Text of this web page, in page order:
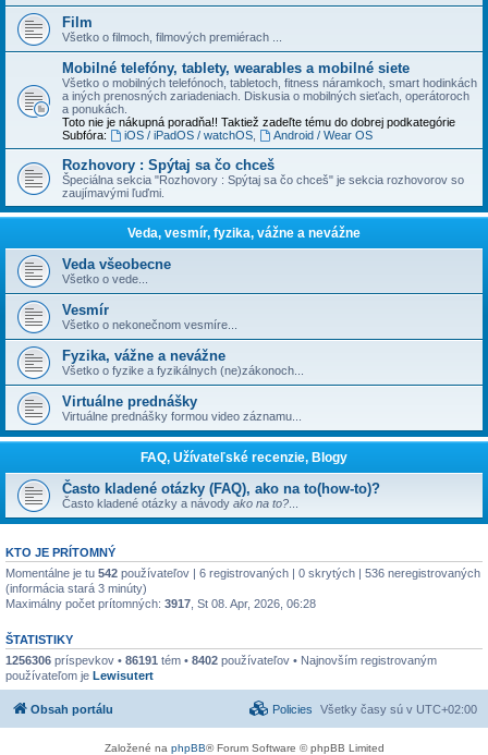
Film
Všetko o filmoch, filmových premiérach ...
Mobilné telefóny, tablety, wearables a mobilné siete
Všetko o mobilných telefónoch, tabletoch, fitness náramkoch, smart hodinkách
a iných prenosných zariadeniach. Diskusia o mobilných sieťach, operátoroch
a ponukách.
Toto nie je nákupná poradňa!! Taktiež zadeľte tému do dobrej podkategórie
Subfóra:
iOS / iPadOS / watchOS, Android / Wear OS
Rozhovory : Spýtaj sa čo chceš
Špeciálna sekcia "Rozhovory : Spýtaj sa čo chceš" je sekcia rozhovorov so
zaujímavými ľuďmi.
Veda, vesmír, fyzika, vážne a nevážne
Veda všeobecne
Všetko o vede...
Vesmír
Všetko o nekonečnom vesmíre...
Fyzika, vážne a nevážne
Všetko o fyzike a fyzikálnych (ne)zákonoch...
Virtuálne prednášky
Virtuálne prednášky formou video záznamu...
FAQ, Užívateľské recenzie, Blogy
Často kladené otázky (FAQ), ako na to(how-to)?
Často kladené otázky a návody ako na to?
KTO JE PRÍTOMNÝ
Momentálne je tu 542 používateľov | 6 registrovaných | 0 skrytých | 536 neregistrovaných
(informácia stará 3 minúty)
Maximálny počet prítomných: 3917 , St 08. Apr, 2026, 06:28
ŠTATISTIKY
1256306 príspevkov • 86191 tém • 8402 používateľov • Najnovším registrovaným
používateľom je Lewisutert
Obsah portálu Všetky časy sú v UTC+02:00
Policies
Založené na phpBB® Forum Software © phpBB Limited